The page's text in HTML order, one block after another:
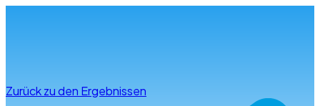
Zurück zu den Ergebnissen